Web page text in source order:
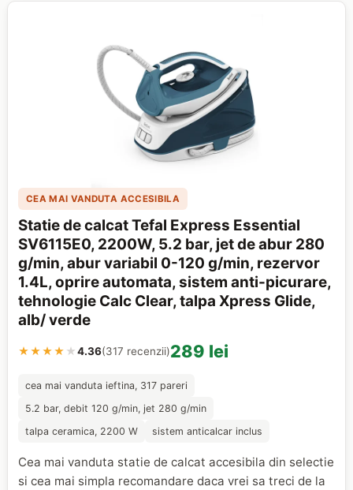
CEA MAI VANDUTA ACCESIBILA
Statie de calcat Tefal Express Essential
SV6115E0, 2200W, 5.2 bar, jet de abur 280
g/min, abur variabil 0-120 g/min, rezervor
1.4L, oprire automata, sistem anti-picurare,
tehnologie Calc Clear, talpa Xpress Glide,
alb/ verde
★★★★ ★4.36(317 recenzii)289 lei
cea mai vanduta ieftina, 317 pareri
5.2 bar, debit 120 g/min, jet 280 g/min
talpa ceramica, 2200 W
sistem anticalcar inclus
Cea mai vanduta statie de calcat accesibila din selectie
si cea mai simpla recomandare daca vrei sa treci de la